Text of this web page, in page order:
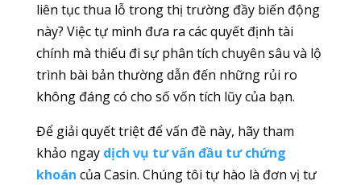
liên tục thua lỗ trong thị trường đầy biến động
này? Việc tự mình đưa ra các quyết định tài
chính mà thiếu đi sự phân tích chuyên sâu và lộ
trình bài bản thường dẫn đến những rủi ro
không đáng có cho số vốn tích lũy của bạn.
Để giải quyết triệt để vấn đề này, hãy tham
khảo ngay dịch vụ tư vấn đầu tư chứng
khoán của Casin. Chúng tôi tự hào là đơn vị tư